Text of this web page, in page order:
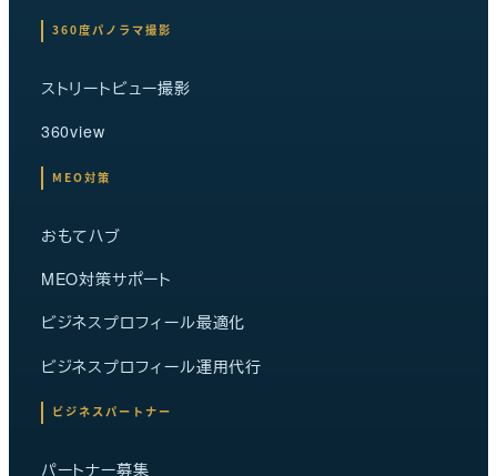
360度パノラマ撮影
ストリートビュー撮影
360view
MEO対策
おもてハブ
MEO対策サポート
ビジネスプロフィール最適化
ビジネスプロフィール運用代行
ビジネスパートナー
パートナー募集